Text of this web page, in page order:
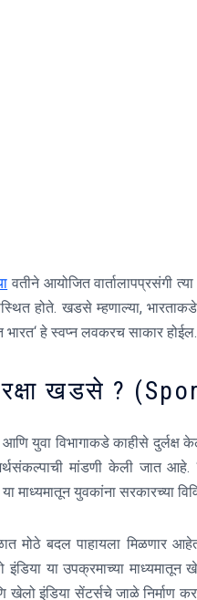
वतीने आयोजित वार्तालापप्रसंगी त्या
होते. खडसे म्‍हणाल्या,
भारत‘ हे स्वप्न लवकरच साकार होईल.
रक्षा खडसे ?
आणि युवा विभागाकडे काहीसे दुर्लक्ष
मांडणी केली जात आहे.
या माध्यमातून युवकांना सरकारच्या
मोठे बदल पाहायला मिळणार
इंडिया या उपक्रमाच्या माध्यमातून
खेलो इंडिया सेंटर्सचे जाळे निर्माण